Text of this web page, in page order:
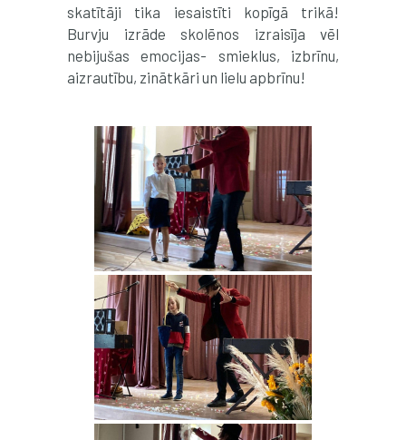
skatītāji tika iesaistīti kopīgā trikā!
Burvju izrāde skolēnos izraisīja vēl
nebijušas emocijas- smieklus, izbrīnu,
aizrautību, zinātkāri un lielu apbrīnu!